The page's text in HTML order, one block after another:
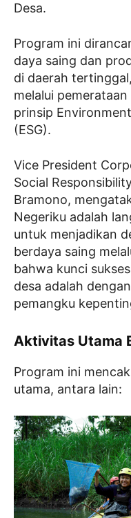
Desa.
Program ini
daya saing dan
di daerah
melalui
prinsip
(ESG).
Vice President
Social
Bramono,
Negeriku adalah
untuk menjadikan
berdaya saing
bahwa kunci
desa adalah
pemangku
Aktivitas Utama
Program ini
utama, antara lain: